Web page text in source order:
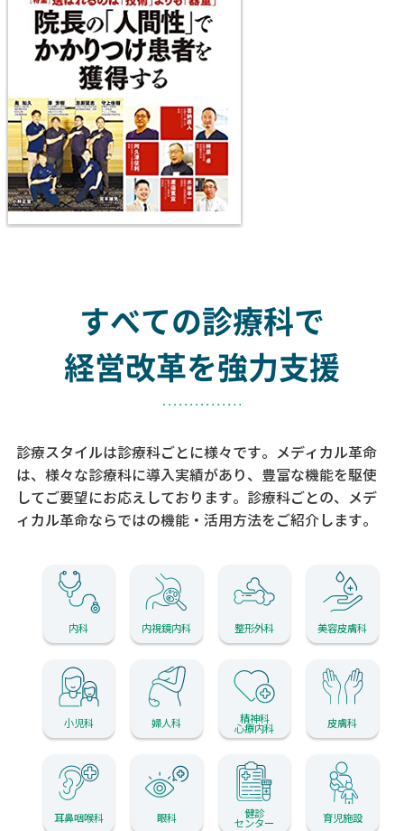
すべての診療科で
経営改革を強力支援
診療スタイルは診療科ごとに様々です。メディカル革命
は、様々な診療科に導入実績があり、 豊富な機能を駆使
してご要望にお応えしております。 診療科ごとの、メデ
ィカル革命ならではの機能・活用方法をご紹介します。
内科 内視鏡内科 整形外科 美容皮膚科
小児科 婦人科 精神科
心療内科 皮膚科
耳鼻咽喉科 眼科 健診
センター 育児施設